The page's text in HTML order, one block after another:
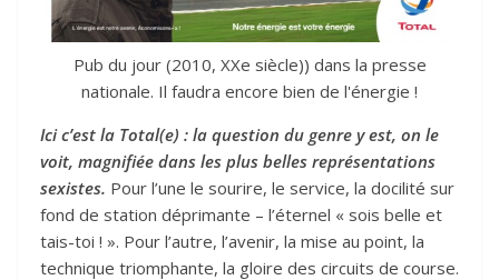
Pub du jour (2010, XXe siècle)) dans la presse
nationale. Il faudra encore bien de l'énergie !
Ici c’est la Total(e) : la question du genre y est, on le
voit, magnifiée dans les plus belles représentations
sexistes. Pour l’une le sourire, le service, la docilité sur
fond de station déprimante – l’éternel « sois belle et
tais-toi ! ». Pour l’autre, l’avenir, la mise au point, la
technique triomphante, la gloire des circuits de course.